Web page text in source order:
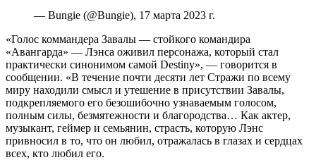
— Bungie (@Bungie), 17 марта 2023 г.
«Голос коммандера Завалы — стойкого командира
«Авангарда» — Лэнса оживил персонажа, который стал
практически синонимом самой Destiny», — говорится в
сообщении. «В течение почти десяти лет Стражи по всему
миру находили смысл и утешение в присутствии Завалы,
подкрепляемого его безошибочно узнаваемым голосом,
полным силы, безмятежности и благородства… Как актер,
музыкант, геймер и семьянин, страсть, которую Лэнс
привносил в то, что он любил, отражалась в глазах и сердцах
всех, кто любил его.